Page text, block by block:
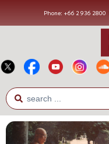
Phone: +66 2 936 2800